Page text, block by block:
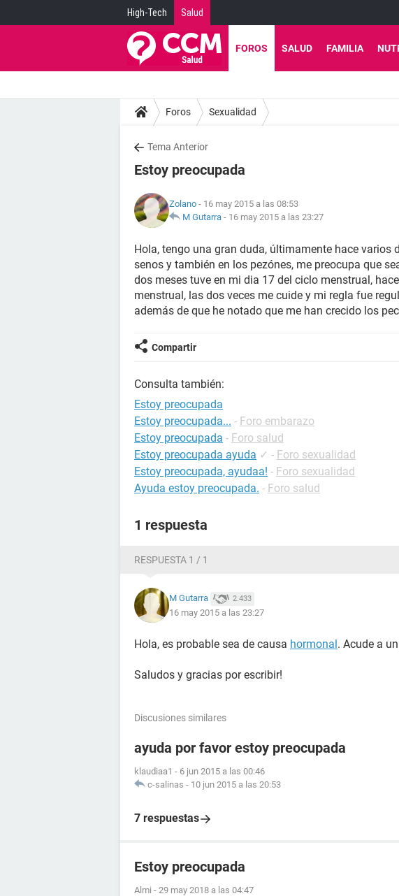
High-Tech Salud
FOROS SALUD FAMILIA
Foros Sexualidad
Tema Anterior
Estoy preocupada
Zolano - 16 may 2015 a las 08:53
M Gutarra - 16 may 2015 a las 23:27
Hola, tengo una gran duda, últimamente hace varios
senos y también en los pezónes, me preocupa que
dos meses tuve en mi dia 17 del ciclo menstrual,
menstrual, las dos veces me cuide y mi regla fue
además de que he notado que me han crecido los
Compartir
Consulta también:
Estoy preocupada
Estoy preocupada... - Foro embarazo
Estoy preocupada - Foro salud
Estoy preocupada ayuda ✓ - Foro sexualidad
Estoy preocupada, ayudaa! - Foro sexualidad
Ayuda estoy preocupada. - Foro salud
1 respuesta
RESPUESTA 1 / 1
M Gutarra 2.433
16 may 2015 a las 23:27
Hola, es probable sea de causa hormonal. Acude a
Saludos y gracias por escribir!
Discusiones similares
ayuda por favor estoy preocupada
klaudiaa1 - 6 jun 2015 a las 00:46
c-salinas - 10 jun 2015 a las 20:53
7 respuestas
Estoy preocupada
Almi - 29 may 2018 a las 04:47